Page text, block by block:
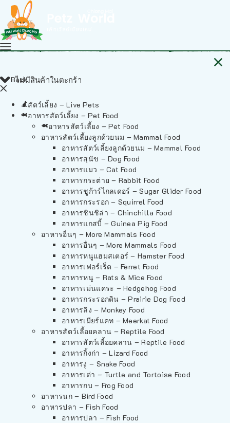
ไม่มีสินค้าในตะกร้า
Back
สัตว์เลี้ยง – Live Pets
อาหารสัตว์เลี้ยง – Pet Food
อาหารสัตว์เลี้ยง – Pet Food
อาหารสัตว์เลี้ยงลูกด้วยนม – Mammal Food
อาหารสัตว์เลี้ยงลูกด้วยนม – Mammal Food
อาหารสุนัข – Dog Food
อาหารแมว – Cat Food
อาหารกระต่าย – Rabbit Food
อาหารชูก้าร์ไกลเดอร์ – Sugar Glider Food
อาหารกระรอก – Squirrel Food
อาหารชินชิล่า – Chinchilla Food
อาหารแกสบี้ – Guinea Pig Food
อาหารอื่นๆ – More Mammals Food
อาหารอื่นๆ – More Mammals Food
อาหารหนูแฮมสเตอร์ – Hamster Food
อาหารเฟอร์เร็ต – Ferret Food
อาหารหนู – Rats & Mice Food
อาหารเม่นแคระ – Hedgehog Food
อาหารกระรอกดิน – Prairie Dog Food
อาหารลิง – Monkey Food
อาหารเมียร์แคท – Meerkat Food
อาหารสัตว์เลี้อยคลาน – Reptile Food
อาหารสัตว์เลี้อยคลาน – Reptile Food
อาหารกิ้งก่า – Lizard Food
อาหารงู – Snake Food
อาหารเต่า – Turtle and Tortoise Food
อาหารกบ – Frog Food
อาหารนก – Bird Food
อาหารปลา – Fish Food
อาหารปลา – Fish Food